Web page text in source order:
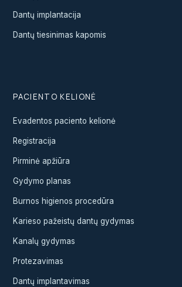
Dantų implantacija
Dantų tiesinimas kapomis
PACIENTO KELIONĖ
Evadentos paciento kelionė
Registracija
Pirminė apžiūra
Gydymo planas
Burnos higienos procedūra
Karieso pažeistų dantų gydymas
Kanalų gydymas
Protezavimas
Dantų implantavimas